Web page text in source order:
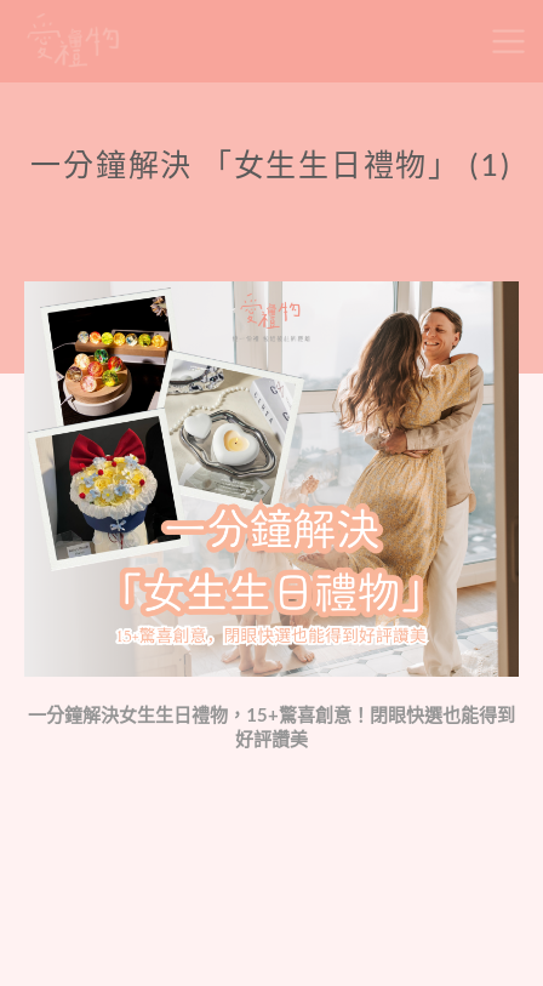
一分鐘解決 「女生生日禮物」 (1)
一分鐘解決女生生日禮物，15+驚喜創意！閉眼快選也能得到
好評讚美